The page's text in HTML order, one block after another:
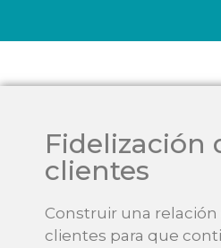
Fidelización
clientes
Construir una
clientes para que